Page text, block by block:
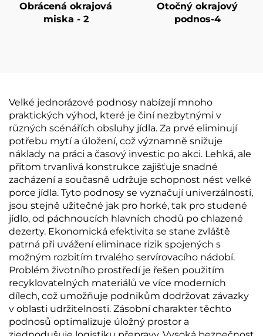
Obrácená okrajová
miska - 2
Otočný okrajový
podnos-4
Velké jednorázové podnosy nabízejí mnoho
praktických výhod, které je činí nezbytnými v
různých scénářích obsluhy jídla. Za prvé eliminují
potřebu mytí a úložení, což významně snižuje
náklady na práci a časový investic po akci. Lehká, ale
přitom trvanlivá konstrukce zajišťuje snadné
zacházení a současně udržuje schopnost nést velké
porce jídla. Tyto podnosy se vyznačují univerzálností,
jsou stejně užitečné jak pro horké, tak pro studené
jídlo, od páchnoucích hlavních chodů po chlazené
dezerty. Ekonomická efektivita se stane zvláště
patrná při uvážení eliminace rizik spojených s
možným rozbitím trvalého servírovacího nádobí.
Problém životního prostředí je řešen použitím
recyklovatelných materiálů ve více moderních
dílech, což umožňuje podnikům dodržovat závazky
v oblasti udržitelnosti. Zásobní charakter těchto
podnosů optimalizuje úložný prostor a